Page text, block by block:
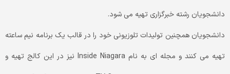
دانشجویان رشته خبرگزاری تهیه می شود.
دانشجویان همچنین تولیدات تلوزیونی خود را در قالب یک برنامه نیم ساعته
تهیه می کنند و مجله ای به نام Inside Niagara نیز در این کالج تهیه و